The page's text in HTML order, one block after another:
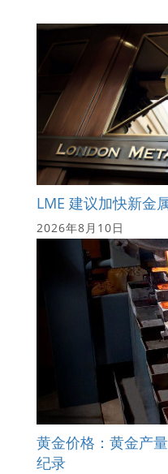
LME 建议加快新金
2026年8月10日
黄金价格：黄金产
纪录